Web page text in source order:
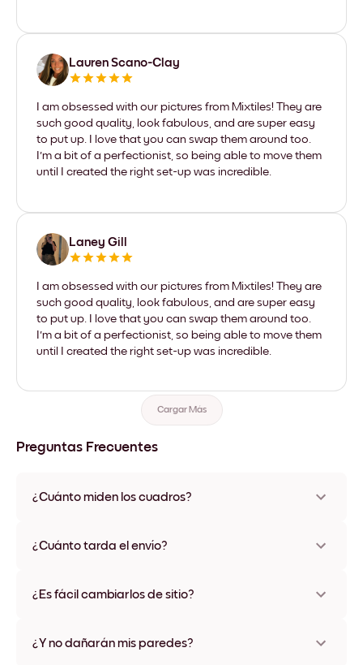
Lauren Scano-Clay
I am obsessed with our pictures from Mixtiles! They are
such good quality, look fabulous, and are super easy
to put up. I love that you can swap them around too.
I'm a bit of a perfectionist, so being able to move them
until I created the right set-up was incredible.
Laney Gill
I am obsessed with our pictures from Mixtiles! They are
such good quality, look fabulous, and are super easy
to put up. I love that you can swap them around too.
I'm a bit of a perfectionist, so being able to move them
until I created the right set-up was incredible.
Cargar Más
Preguntas Frecuentes
¿Cuánto miden los cuadros?
varios materiales y colores de marco, incluidas opciones sin
¿Cuánto tarda el envío?
disponibles en algunos países. Te enviaremos un número de
¿Es fácil cambiarlos de sitio?
ningún daño
¿Y no dañarán mis paredes?